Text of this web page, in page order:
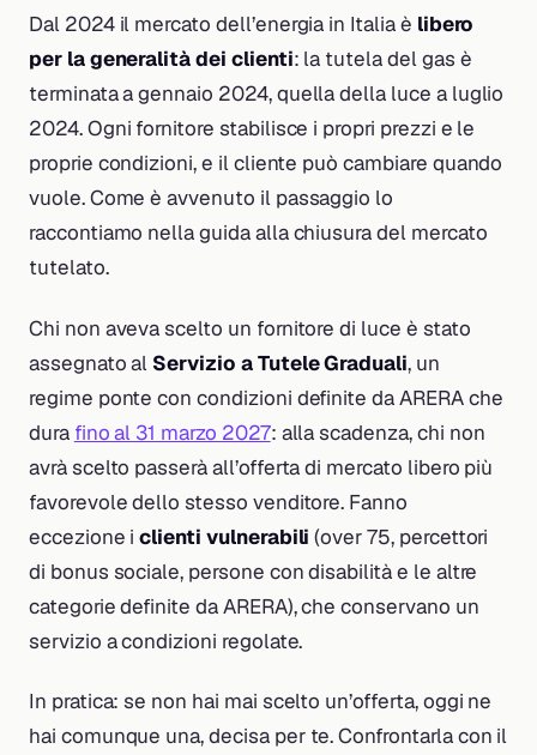
Dal 2024 il mercato dell’energia in Italia è libero
per la generalità dei clienti: la tutela del gas è
terminata a gennaio 2024, quella della luce a luglio
2024. Ogni fornitore stabilisce i propri prezzi e le
proprie condizioni, e il cliente può cambiare quando
vuole. Come è avvenuto il passaggio lo
raccontiamo nella guida alla chiusura del mercato
tutelato.
Chi non aveva scelto un fornitore di luce è stato
assegnato al Servizio a Tutele Graduali, un
regime ponte con condizioni definite da ARERA che
dura fino al 31 marzo 2027: alla scadenza, chi non
avrà scelto passerà all’offerta di mercato libero più
favorevole dello stesso venditore. Fanno
eccezione iclienti vulnerabili (over 75, percettori
di bonus sociale, persone con disabilità e le altre
categorie definite da ARERA), che conservano un
servizio a condizioni regolate.
In pratica: se non hai mai scelto un’offerta, oggi ne
hai comunque una, decisa per te. Confrontarla con il